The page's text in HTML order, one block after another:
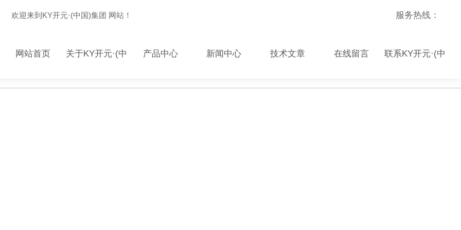
欢迎来到KY开元·(中国)集团 网站！ 服务热线：
网站首页 关于KY开元·(中 产品中心 新闻中心 技术文章 在线留言 联系KY开元·(中